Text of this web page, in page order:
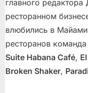
главного
ресторанном
влюбились в
ресторанов
Suite Habana Café,
Broken Shaker,